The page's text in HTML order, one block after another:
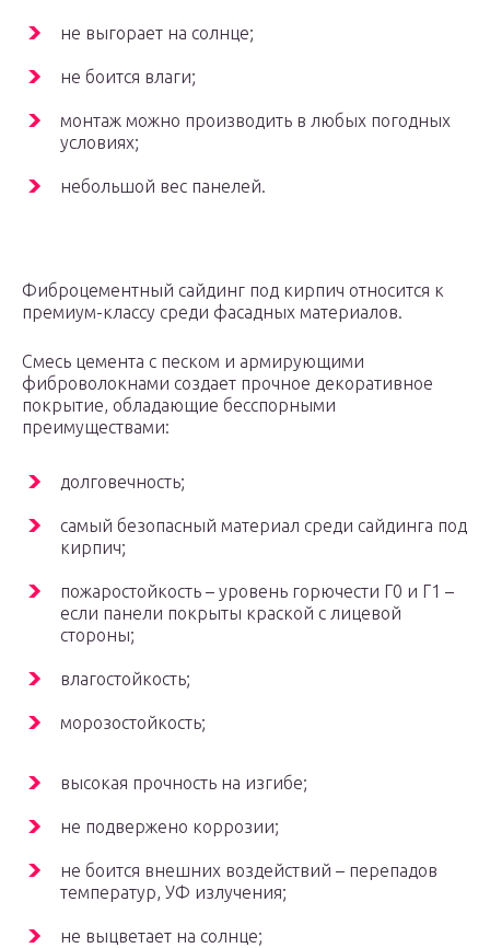
не выгорает на солнце;
не боится влаги;
монтаж можно производить в любых погодных
условиях;
небольшой вес панелей.
Фиброцементный сайдинг под кирпич относится к
премиум-классу среди фасадных материалов.
Смесь цемента с песком и армирующими
фиброволокнами создает прочное декоративное
покрытие, обладающие бесспорными
преимуществами:
долговечность;
самый безопасный материал среди сайдинга под
кирпич;
пожаростойкость – уровень горючести Г0 и Г1 –
если панели покрыты краской с лицевой
стороны;
влагостойкость;
морозостойкость;
высокая прочность на изгибе;
не подвержено коррозии;
не боится внешних воздействий – перепадов
температур, УФ излучения;
не выцветает на солнце;